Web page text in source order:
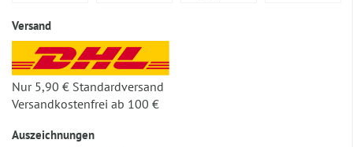
Versand
Nur 5,90 € Standardversand
Versandkostenfrei ab 100 €
Auszeichnungen